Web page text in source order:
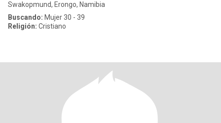
Swakopmund, Erongo, Namibia
Buscando: Mujer 30 - 39
Religión: Cristiano